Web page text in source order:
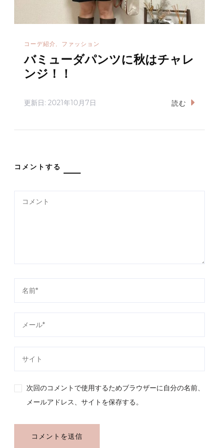
コーデ紹介 ファッション
バミューダパンツに秋はチャレ
ンジ！！
更新日: 2021年10月7日 読む
コメントする
次回のコメントで使用するためブラウザーに自分の名前、
メールアドレス、サイトを保存する。